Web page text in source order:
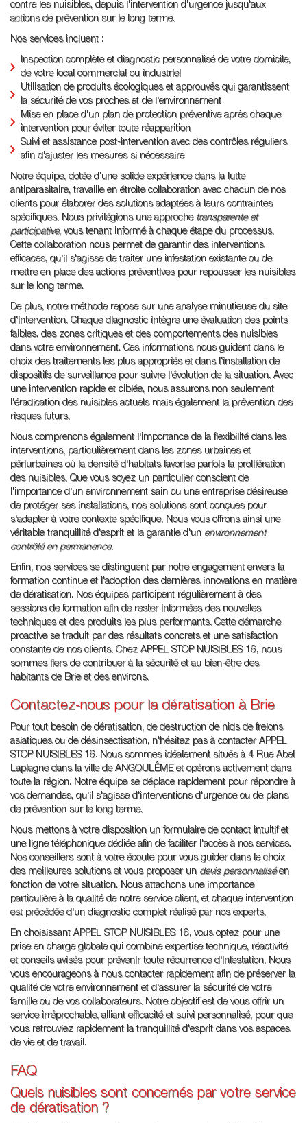
contre les nuisibles, depuis l'intervention d'urgence jusqu'aux
actions de prévention sur le long terme.
Nos services incluent :
Inspection complète et diagnostic personnalisé de votre domicile,
de votre local commercial ou industriel
Utilisation de produits écologiques et approuvés qui garantissent
la sécurité de vos proches et de l'environnement
Mise en place d'un plan de protection préventive après chaque
intervention pour éviter toute réapparition
Suivi et assistance post-intervention avec des contrôles réguliers
afin d'ajuster les mesures si nécessaire
Notre équipe, dotée d'une solide expérience dans la lutte
antiparasitaire, travaille en étroite collaboration avec chacun de nos
clients pour élaborer des solutions adaptées à leurs contraintes
spécifiques. Nous privilégions une approche transparente et
participative, vous tenant informé à chaque étape du processus.
Cette collaboration nous permet de garantir des interventions
efficaces, qu'il s'agisse de traiter une infestation existante ou de
mettre en place des actions préventives pour repousser les nuisibles
sur le long terme.
De plus, notre méthode repose sur une analyse minutieuse du site
d'intervention. Chaque diagnostic intègre une évaluation des points
faibles, des zones critiques et des comportements des nuisibles
dans votre environnement. Ces informations nous guident dans le
choix des traitements les plus appropriés et dans l'installation de
dispositifs de surveillance pour suivre l'évolution de la situation. Avec
une intervention rapide et ciblée, nous assurons non seulement
l'éradication des nuisibles actuels mais également la prévention des
risques futurs.
Nous comprenons également l'importance de la flexibilité dans les
interventions, particulièrement dans les zones urbaines et
périurbaines où la densité d'habitats favorise parfois la prolifération
des nuisibles. Que vous soyez un particulier conscient de
l'importance d'un environnement sain ou une entreprise désireuse
de protéger ses installations, nos solutions sont conçues pour
s'adapter à votre contexte spécifique. Nous vous offrons ainsi une
véritable tranquillité d'esprit et la garantie d'un environnement
contrôlé en permanence.
Enfin, nos services se distinguent par notre engagement envers la
formation continue et l'adoption des dernières innovations en matière
de dératisation. Nos équipes participent régulièrement à des
sessions de formation afin de rester informées des nouvelles
techniques et des produits les plus performants. Cette démarche
proactive se traduit par des résultats concrets et une satisfaction
constante de nos clients. Chez APPEL STOP NUISIBLES 16, nous
sommes fiers de contribuer à la sécurité et au bien-être des
habitants de Brie et des environs.
Contactez-nous pour la dératisation à Brie
Pour tout besoin de dératisation, de destruction de nids de frelons
asiatiques ou de désinsectisation, n'hésitez pas à contacter APPEL
STOP NUISIBLES 16. Nous sommes idéalement situés à 4 Rue Abel
Laplagne dans la ville de ANGOULÊME et opérons activement dans
toute la région. Notre équipe se déplace rapidement pour répondre à
vos demandes, qu'il s'agisse d'interventions d'urgence ou de plans
de prévention sur le long terme.
Nous mettons à votre disposition un formulaire de contact intuitif et
une ligne téléphonique dédiée afin de faciliter l'accès à nos services.
Nos conseillers sont à votre écoute pour vous guider dans le choix
des meilleures solutions et vous proposer un devis personnaliséen
fonction de votre situation. Nous attachons une importance
particulière à la qualité de notre service client, et chaque intervention
est précédée d'un diagnostic complet réalisé par nos experts.
En choisissant APPEL STOP NUISIBLES 16, vous optez pour une
prise en charge globale qui combine expertise technique, réactivité
et conseils avisés pour prévenir toute récurrence d'infestation. Nous
vous encourageons à nous contacter rapidement afin de préserver la
qualité de votre environnement et d'assurer la sécurité de votre
famille ou de vos collaborateurs. Notre objectif est de vous offrir un
service irréprochable, alliant efficacité et suivi personnalisé, pour que
vous retrouviez rapidement la tranquillité d'esprit dans vos espaces
de vie et de travail.
FAQ
Quels nuisibles sont concernés par votre service
de dératisation ?